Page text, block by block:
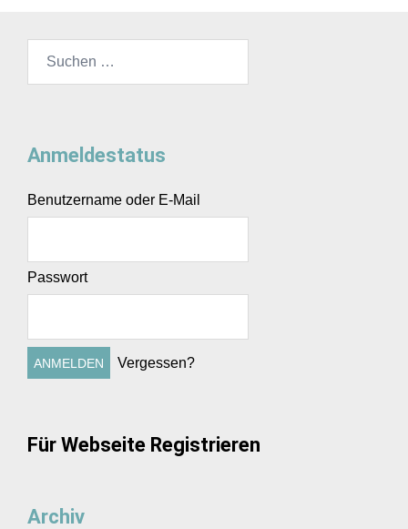
Anmeldestatus
Benutzername oder E-Mail
Passwort
Vergessen?
Für Webseite Registrieren
Archiv